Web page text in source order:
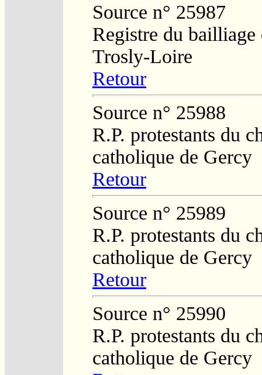
Source n° 25987
Registre du bailliage
Trosly-Loire
Retour
Source n° 25988
R.P. protestants du
catholique de Gercy
Retour
Source n° 25989
R.P. protestants du
catholique de Gercy
Retour
Source n° 25990
R.P. protestants du
catholique de Gercy